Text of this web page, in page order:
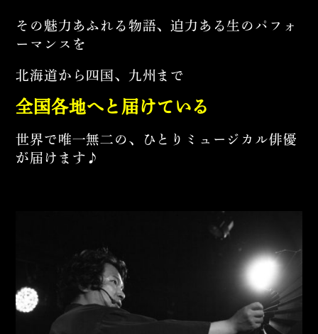
その魅力あふれる物語、迫力ある生のパフォ
ーマンスを
北海道から四国、九州まで
全国各地へと届けている
世界で唯一無二の、ひとりミュージカル俳優
が届けます♪